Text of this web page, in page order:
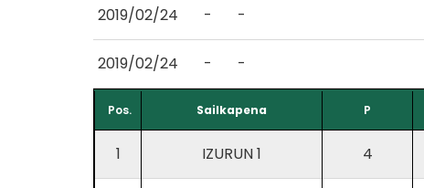
2019/02/24 - -
2019/02/24 - -
Pos. Sailkapena P
1 IZURUN 1 4